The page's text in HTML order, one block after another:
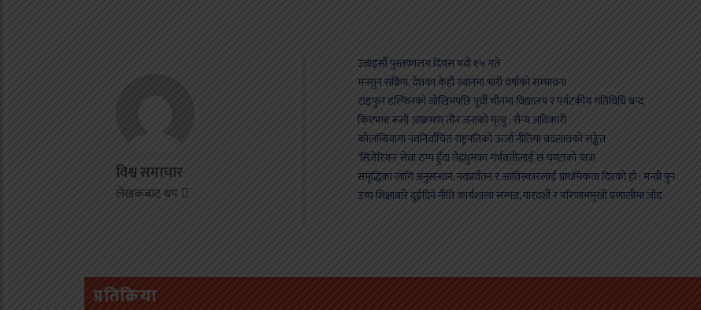
विश्व समाचार
लेखकबाट थप
उन्नाइसौँ पुस्तकालय दिवस भदौ १५ गते
मनसुन सक्रिय, देशका केही स्थानमा भारी वर्षाको सम्भावना
टाइफुन डल्फिनको जोखिमपछि पूर्वी चीनमा विद्यालय र पर्यटकीय गतिविधि बन्द
किएभमा रूसी आक्रमण तीन जनाको मृत्यु : सैन्य अधिकारी
कोलम्बियामा नवनिर्वाचित राष्ट्रपतिको ऊर्जा नीतिमा बदलावको सङ्केत
‘सिजेरियन’ सेवा ठप्प हुँदा तेह्रथुमका गर्भवतीलाई छ घण्टाको यात्रा
समृद्धिका लागि अनुसन्धान, नवप्रर्वतन र आविस्कारलाई प्राथमिकता दिएको हो : मन्त्री पुन
उच्च शिक्षाबारे दुईदिने नीति कार्यशाला सम्पन्न, पारदर्शी र परिणाममुखी प्रणालीमा जोड
प्रतिक्रिया